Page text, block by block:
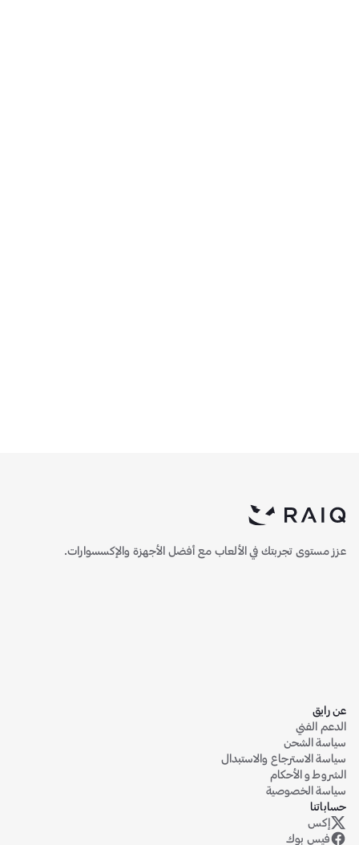
عزز مستوى تجربتك في الألعاب مع أفضل الأجهزة والإكسسوارات.
عن رايق
الدعم الفني
سياسة الشحن
سياسة الاسترجاع والاستبدال
الشروط و الأحكام
سياسة الخصوصية
حساباتنا
حساب رايق على منصة إكس (تويتر سابقاً)
إكس
فيس بوك